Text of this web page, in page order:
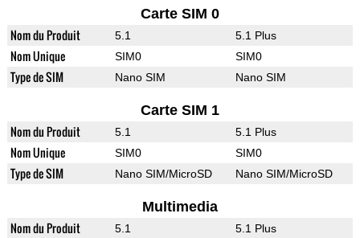
Carte SIM 0
Nom du Produit 5.1 5.1 Plus
Nom Unique SIM0 SIM0
Type de SIM Nano SIM Nano SIM
Carte SIM 1
Nom du Produit 5.1 5.1 Plus
Nom Unique SIM0 SIM0
Type de SIM Nano SIM/MicroSD Nano SIM/MicroSD
Multimedia
Nom du Produit 5.1 5.1 Plus